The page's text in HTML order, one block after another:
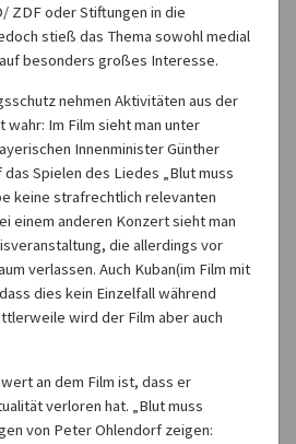
ZDF oder Stiftungen in die
stieß das Thema sowohl medial
besonders großes Interesse.
nehmen Aktivitäten aus der
Im Film sieht man unter
Innenminister Günther
Spielen des Liedes „Blut muss
keine strafrechtlich relevanten
einem anderen Konzert sieht man
die allerdings vor
verlassen. Auch Kuban(im Film mit
dies kein Einzelfall während
wird der Film aber auch
an dem Film ist, dass er
verloren hat. „Blut muss
von Peter Ohlendorf zeigen: